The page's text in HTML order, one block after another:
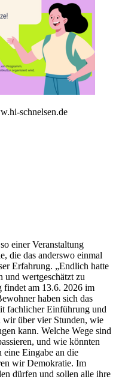
schnelsen.de
einer Veranstaltung
die das anderswo einmal
Erfahrung. „Endlich hatte
und wertgeschätzt zu
am 13.6. 2026 im
haben sich das
fachlicher Einführung und
wir über vier Stunden, wie
kann. Welche Wege sind
und wie könnten
eine Eingabe an die
wir Demokratie. Im
dürfen und sollen alle ihre